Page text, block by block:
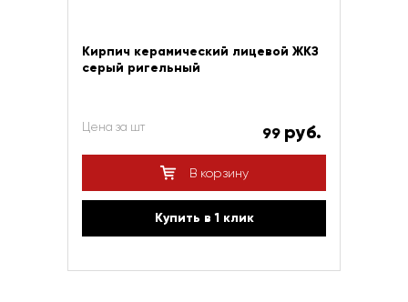
Кирпич керамический лицевой ЖКЗ
серый ригельный
Цена за шт 99 руб.
В корзину
Купить в 1 клик